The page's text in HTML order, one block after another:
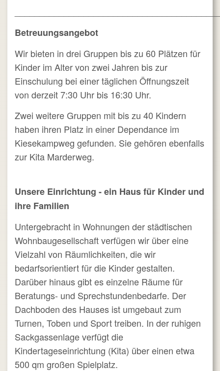
Betreuungsangebot
Wir bieten in drei Gruppen bis zu 60 Plätzen für
Kinder im Alter von zwei Jahren bis zur
Einschulung bei einer täglichen Öffnungszeit
von derzeit 7:30 Uhr bis 16:30 Uhr.
Zwei weitere Gruppen mit bis zu 40 Kindern
haben ihren Platz in einer Dependance im
Kiesekampweg gefunden. Sie gehören ebenfalls
zur Kita Marderweg.
Unsere Einrichtung - ein Haus für Kinder und
ihre Familien
Untergebracht in Wohnungen der städtischen
Wohnbaugesellschaft verfügen wir über eine
Vielzahl von Räumlichkeiten, die wir
bedarfsorientiert für die Kinder gestalten.
Darüber hinaus gibt es einzelne Räume für
Beratungs- und Sprechstundenbedarfe. Der
Dachboden des Hauses ist umgebaut zum
Turnen, Toben und Sport treiben. In der ruhigen
Sackgassenlage verfügt die
Kindertageseinrichtung (Kita) über einen etwa
500 qm großen Spielplatz.